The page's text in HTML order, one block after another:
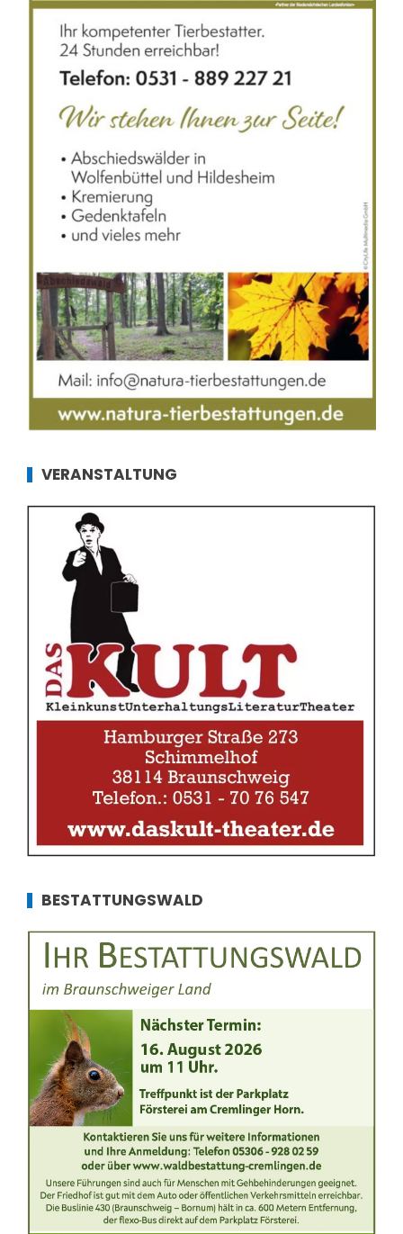
VERANSTALTUNG
BESTATTUNGSWALD